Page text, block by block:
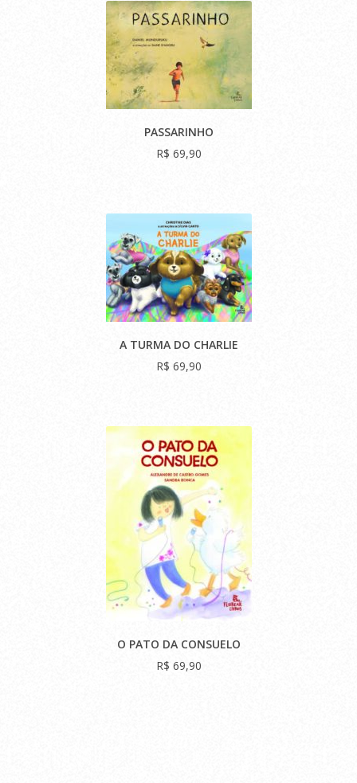
PASSARINHO
R$ 69,90
A TURMA DO CHARLIE
R$ 69,90
O PATO DA CONSUELO
R$ 69,90